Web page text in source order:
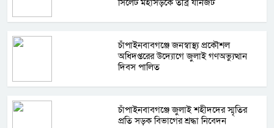
সিলেট মহাসড়কে তীব্র যানজট
চাঁপাইনবাবগঞ্জে জনস্বাস্থ্য প্রকৌশল
অধিদপ্তরের উদ্যোগে জুলাই গণঅভ্যুত্থান
দিবস পালিত
চাঁপাইনবাবগঞ্জে জুলাই শহীদদের স্মৃতির
প্রতি সড়ক বিভাগের শ্রদ্ধা নিবেদন